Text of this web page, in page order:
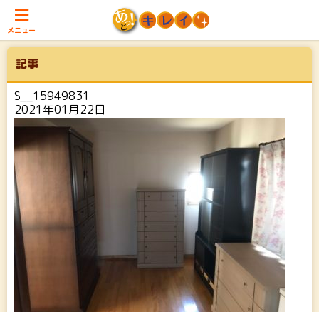
メニュー
記事
S__15949831
2021年01月22日